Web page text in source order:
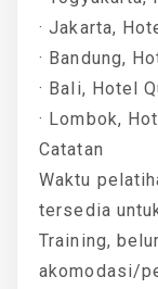
· Jakarta,
· Bandung,
· Bali, Hotel
· Lombok,
Catatan
Waktu
tersedia
Training,
akomodasi/